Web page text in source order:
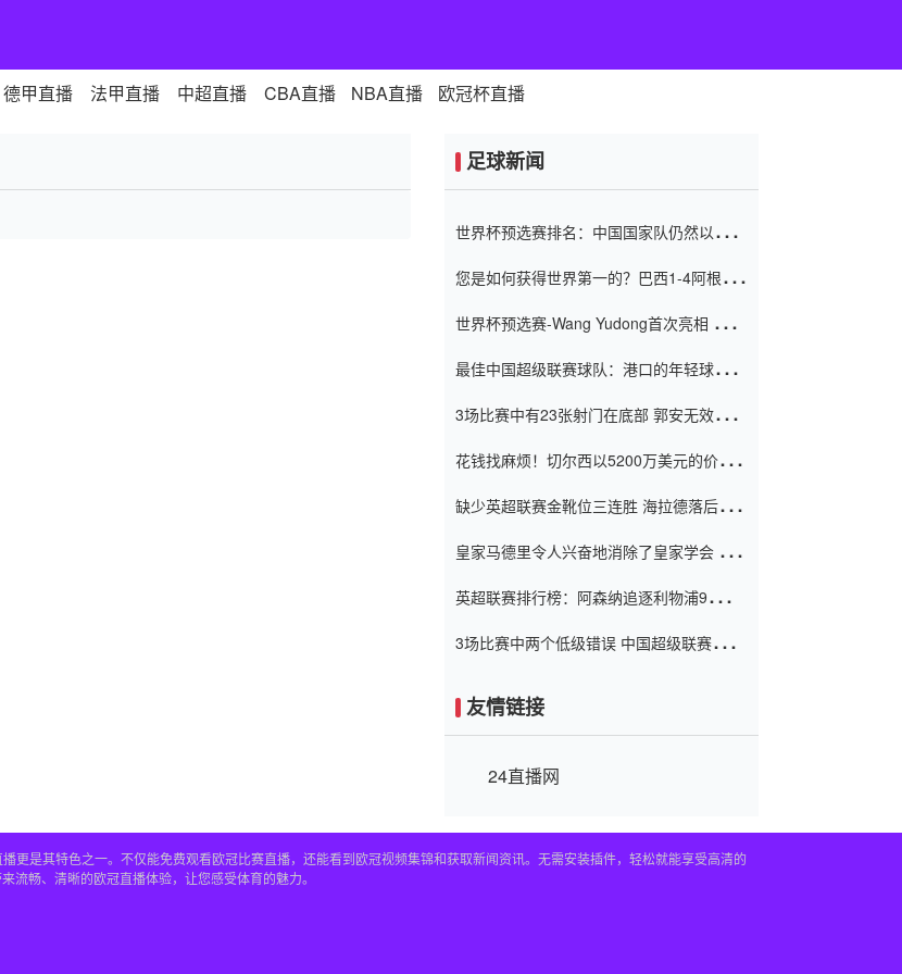
德甲直播 法甲直播 中超直播 CBA直播 NBA直播 欧冠杯直播
足球新闻
世界杯预选赛排名：中国国家队仍然以6分
您是如何获得世界第一的？巴西1-4阿根
世界杯预选赛-Wang Yudong首次亮相 中国
最佳中国超级联赛球队：港口的年轻球员在
（Taishan）
3场比赛中有23张射门在底部 郭安无效传球
花钱找麻烦！切尔西以5200万美元的价格
窗口
缺少英超联赛金靴位三连胜 海拉德落后6球
皇家马德里令人兴奋地消除了皇家学会 安
英超联赛排行榜：阿森纳追逐利物浦9分 曼
3场比赛中两个低级错误 中国超级联赛的前
友情链接
24直播网
更是其特色之一。不仅能免费观看欧冠比赛直播，还能看到欧冠视频集锦和获取新闻资讯。无需安装插件，轻松就能享受高清的
流畅、清晰的欧冠直播体验，让您感受体育的魅力。